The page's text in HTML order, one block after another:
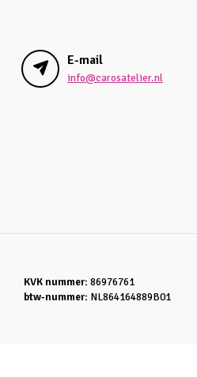
E-mail
info@carosatelier.nl
KVK nummer: 86976761
btw-nummer: NL864164889B01